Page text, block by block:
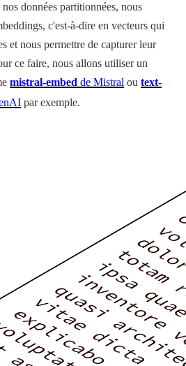
données partitionnées, nous
c'est-à-dire en vecteurs qui
et nous permettre de capturer leur
ce faire, nous allons utiliser un
mistral-embedde Mistralou text-
par exemple.